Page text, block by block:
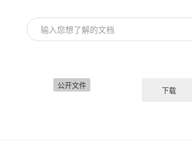
公开文件
下载